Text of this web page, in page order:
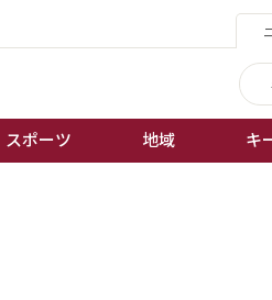
スポーツ 地域 キ